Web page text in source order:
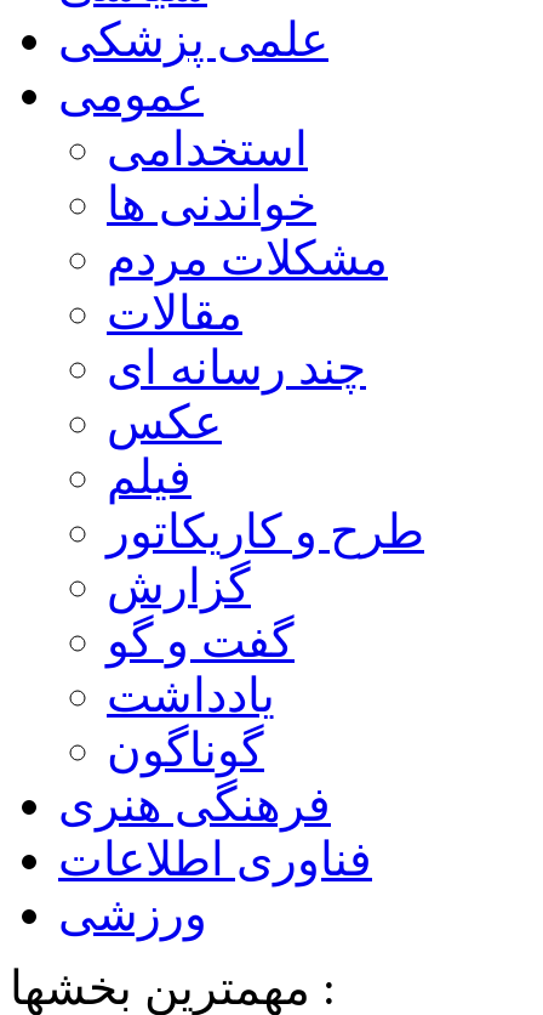
علمی پزشکی
عمومی
استخدامی
خواندنی ها
مشکلات مردم
مقالات
چند رسانه ای
عکس
فیلم
طرح و کاریکاتور
گزارش
گفت و گو
یادداشت
گوناگون
فرهنگی هنری
فناوری اطلاعات
ورزشی
مهمترین بخشها :